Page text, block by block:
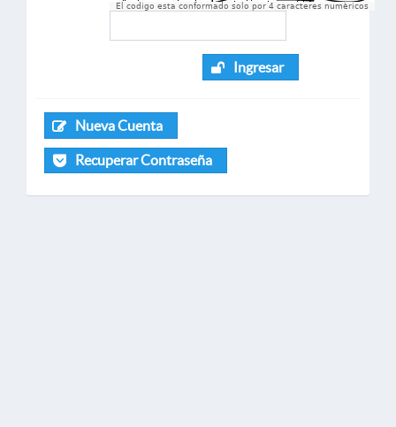
El codigo esta conformado solo por 4 caracteres numèricos
Ingresar
Nueva Cuenta
Recuperar Contraseña